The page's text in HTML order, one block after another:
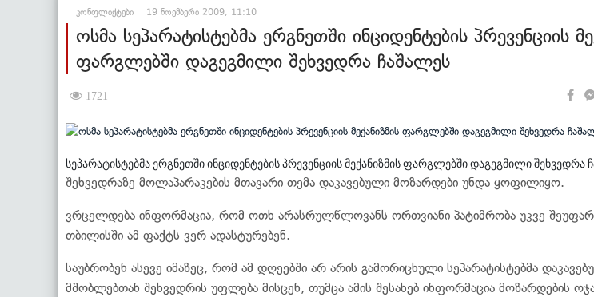
კონფლიქტები 19 ნოემბერი 2009, 11:10
ოსმა სეპარატისტებმა ერგნეთში ინციდენტების პრევენციის
ფარგლებში დაგეგმილი შეხვედრა ჩაშალეს
1721
სეპარატისტებმა ერგნეთში ინციდენტების პრევენციის მექანიზმის ფარგლებში დაგეგმილი შეხვედრა
შეხვედრაზე მოლაპარაკების მთავარი თემა დაკავებული მოზარდები უნდა ყოფილიყო.
ვრცელდება ინფორმაცია, რომ ოთხ არასრულწლოვანს ორთვიანი პატიმრობა უკვე
თბილისში ამ ფაქტს ვერ ადასტურებენ.
საუბრობენ ასევე იმაზეც, რომ ამ დღეებში არ არის გამორიცხული სეპარატისტებმა
მშობლებთან შეხვედრის უფლება მისცენ, თუმცა ამის შესახებ ინფორმაცია მოზარდების